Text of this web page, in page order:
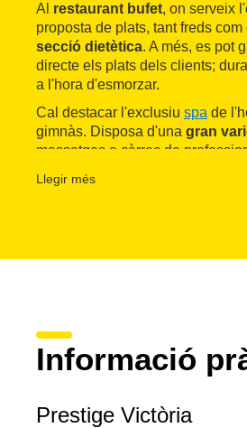
Al restaurant bufet, on serveix
proposta de plats, tant freds
secció dietètica. A més, es pot
directe els plats dels clients;
a l'hora d'esmorzar.
Cal destacar l'exclusiu spa de
gimnàs. Disposa d'una gran
massatges a càrrec de
A tot això, s'hi afegeixen serveis
ARoses, una de les més
Llegir més
Informació
Prestige Victòria